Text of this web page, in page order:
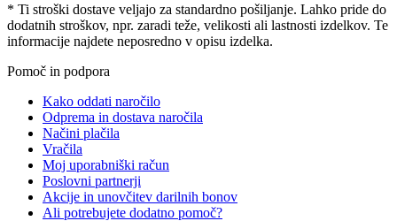
* Ti stroški dostave veljajo za standardno pošiljanje. Lahko pride do
dodatnih stroškov, npr. zaradi teže, velikosti ali lastnosti izdelkov. Te
informacije najdete neposredno v opisu izdelka.
Pomoč in podpora
Kako oddati naročilo
Odprema in dostava naročila
Načini plačila
Vračila
Moj uporabniški račun
Poslovni partnerji
Akcije in unovčitev darilnih bonov
Ali potrebujete dodatno pomoč?